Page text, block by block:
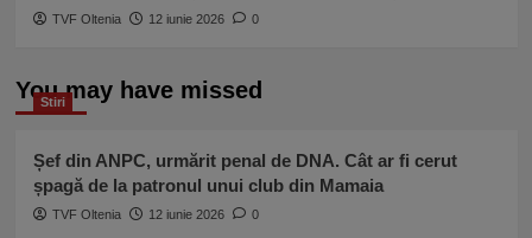
TVF Oltenia 12 iunie 2026 0
You may have missed
Stiri
Șef din ANPC, urmărit penal de DNA. Cât ar fi cerut
șpagă de la patronul unui club din Mamaia
TVF Oltenia 12 iunie 2026 0